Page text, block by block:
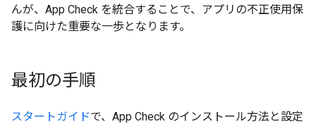
んが、App Check を統合することで、アプリの不正使用保
護に向けた重要な一歩となります。
最初の手順
スタートガイドで、App Check のインストール方法と設定